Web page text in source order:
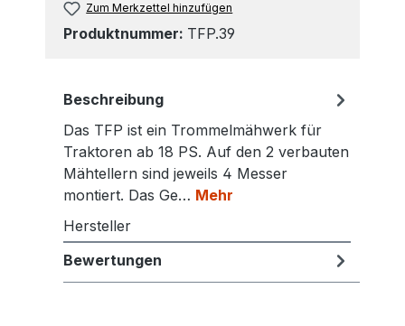
Zum Merkzettel hinzufügen
Produktnummer: TFP.39
Beschreibung
Das TFP ist ein Trommelmähwerk für
Traktoren ab 18 PS. Auf den 2 verbauten
Mähtellern sind jeweils 4 Messer
montiert. Das Ge… Mehr
Hersteller
Bewertungen